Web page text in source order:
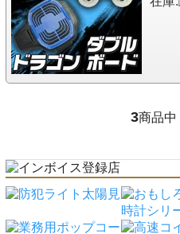
3商品中